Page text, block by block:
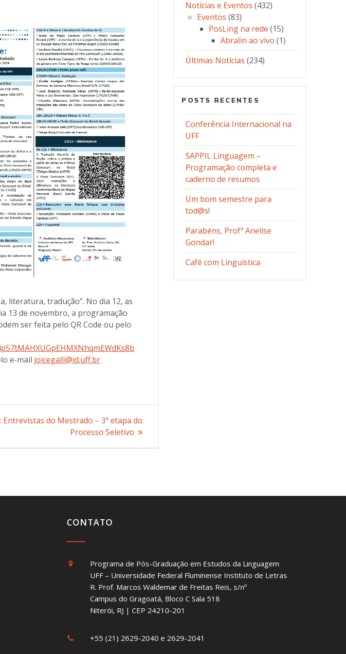
literatura, tradução”. No dia 12, as
13 de novembro, a programação
ser feita pelo QR Code ou pelo
e-mail joicegalli@id.uff.br
Post
Entrevistas do Mestrado – 3ª etapa do
Processo Seletivo
Notícias e Eventos (432)
Eventos (83)
PosLing na rede (15)
Abralin ao vivo (1)
Últimas Notícias (234)
POSTS RECENTES
Conferência Internacional na
UFF
SAPPIL Linguagem –
Programação completa e
caderno de resumos
Um bom semestre para
tod@s!
Parabéns, Profª Anelise
Gondar!
Café com Linguística
CONTATO
Programa de Pós-Graduação em Estudos da Linguagem
UFF – Universidade Federal Fluminense Instituto de Letras
R. Prof. Marcos Waldemar de Freitas Reis, s/nº
Campus do Gragoatá, Bloco C Sala 518
Niterói, RJ | CEP 24210-201
+55 (21) 2629-2040 e 2629-2041